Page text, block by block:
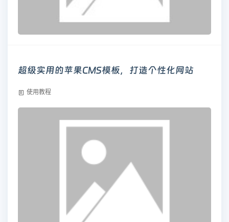
超级实用的苹果CMS模板，打造个性化网站
使用教程